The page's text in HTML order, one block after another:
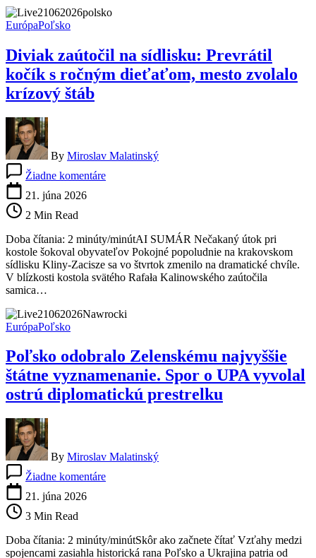
dane
EurópaPoľsko
Diviak zaútočil na sídlisku: Prevrátil
kočík s ročným dieťaťom, mesto zvolalo
krízový štáb
By Miroslav Malatinský
Žiadne komentáreDiviak
kočík
s
ročným
dieťaťom,
zvolalo
krízový
21. júna 2026
2 Min Read
Doba čítania: 2 minúty/minútAI SUMÁR Nečakaný útok pri
kostole šokoval obyvateľov Pokojné popoludnie na krakovskom
sídlisku Kliny-Zacisze sa vo štvrtok zmenilo na dramatické chvíle.
V blízkosti kostola svätého Rafała Kalinowského zaútočila
samica…
EurópaPoľsko
Poľsko odobralo Zelenskému najvyššie
štátne vyznamenanie. Spor o UPA vyvolal
ostrú diplomatickú prestrelku
By Miroslav Malatinský
Žiadne komentárePoľsko
vyznamenanie.
21. júna 2026
3 Min Read
Doba čítania: 2 minúty/minútSkôr ako začnete čítať Vzťahy medzi
spojencami zasiahla historická rana Poľsko a Ukrajina patria od